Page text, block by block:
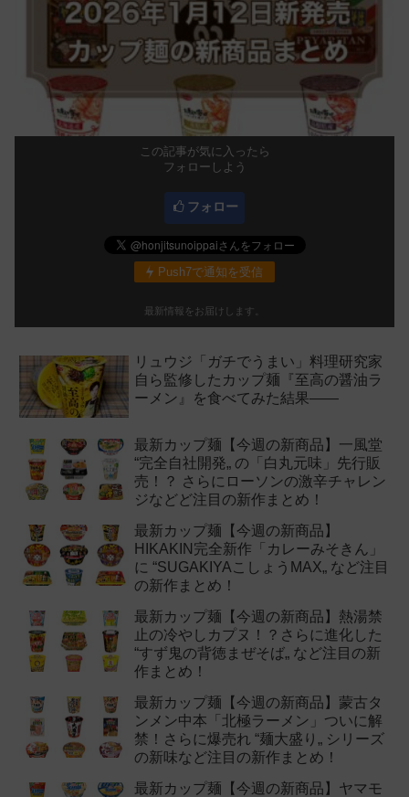
この記事が気に入ったら
フォローしよう
フォロー
Push7で通知を受信
最新情報をお届けします。
リュウジ「ガチでうまい」料理研究家
自ら監修したカップ麺『至高の醤油ラ
ーメン』を食べてみた結果——
最新カップ麺【今週の新商品】一風堂
“完全自社開発„ の「白丸元味」先行販
売！？ さらにローソンの激辛チャレン
ジなどど注目の新作まとめ！
最新カップ麺【今週の新商品】
HIKAKIN完全新作「カレーみそきん」
に “SUGAKIYAこしょうMAX„ など注目
の新作まとめ！
最新カップ麺【今週の新商品】熱湯禁
止の冷やしカプヌ！？さらに進化した
“すず鬼の背徳まぜそば„ など注目の新
作まとめ！
最新カップ麺【今週の新商品】蒙古タ
ンメン中本「北極ラーメン」ついに解
禁！さらに爆売れ “麺大盛り„ シリーズ
の新味など注目の新作まとめ！
最新カップ麺【今週の新商品】ヤマモ